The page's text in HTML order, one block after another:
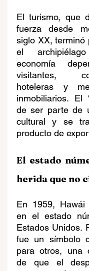
El turismo, que
fuerza desde
siglo XX, terminó
el
economía
visitantes,
hoteleras y
inmobiliarios. El
de ser parte de
cultural y se
producto de
El estado
herida que no
En 1959,
en el estado
Estados Unidos.
fue un símbolo
para otros, una
de que el